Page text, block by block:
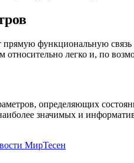
функциональную
легко и, по
определяющих
значимых и
МирТесен